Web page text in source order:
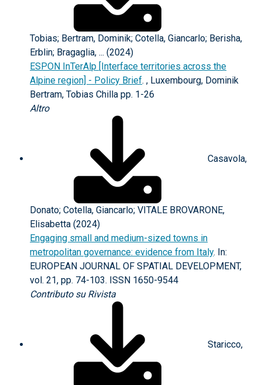
Tobias; Bertram, Dominik; Cotella, Giancarlo; Berisha,
Erblin; Bragaglia, ... (2024)
ESPON InTerAlp [Interface territories across the
Alpine region] - Policy Brief. , Luxembourg, Dominik
Bertram, Tobias Chilla pp. 1-26
Altro
Casavola,
Donato; Cotella, Giancarlo; VITALE BROVARONE,
Elisabetta (2024)
Engaging small and medium-sized towns in
metropolitan governance: evidence from Italy. In:
EUROPEAN JOURNAL OF SPATIAL DEVELOPMENT,
vol. 21, pp. 74-103. ISSN 1650-9544
Contributo su Rivista
Staricco,